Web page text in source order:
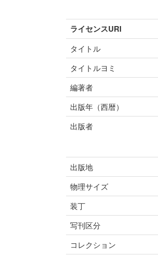
ライセンスURI
タイトル
タイトルヨミ
編著者
出版年（西暦）
出版者
出版地
物理サイズ
装丁
写刊区分
コレクション